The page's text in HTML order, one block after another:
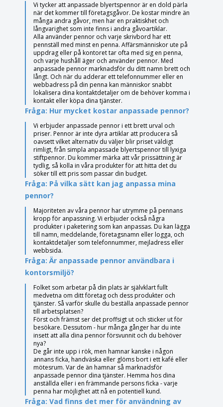
Vi tycker att anpassade blyertspennor är en dold pärla
när det kommer till företagsgåvor. De kostar mindre än
många andra gåvor, men har en praktiskhet och
långvarighet som inte finns i andra gåvoartiklar.
Alla använder pennor och varje skrivbord har ett
pennställ med minst en penna. Affärsmänniskor ute på
uppdrag eller på kontoret tar ofta med sig en penna,
och varje hushåll äger och använder pennor. Med
anpassade pennor marknadsför du ditt namn brett och
långt. Och när du adderar ett telefonnummer eller en
webbadress på din penna kan människor snabbt
lokalisera dina kontaktdetaljer om de behöver komma i
kontakt eller köpa dina tjänster.
Fråga: Hur mycket kostar anpassade pennor?
Vi erbjuder anpassade pennor i ett brett urval och
priser. Pennor är inte dyra artiklar att producera så
oavsett vilket alternativ du väljer blir priset väldigt
rimligt, från simpla anpassade blyertspennor till lyxiga
stiftpennor. Du kommer märka att vår prissättning är
tydlig, så kolla in våra produkter för att hitta det du
söker till ett pris som passar din budget.
Fråga: På vilka sätt kan jag anpassa mina
pennor?
Majoriteten av våra pennor har utrymme på pennans
kropp för anpassning. Vi erbjuder också några
produkter i paketering som kan anpassas. Du kan lägga
till namn, meddelande, företagsnamn eller logga, och
kontaktdetaljer som telefonnummer, mejladress eller
webbsida.
Fråga: Är anpassade pennor användbara i
kontorsmiljö?
Folket som arbetar på din plats är självklart fullt
medvetna om ditt företag och dess produkter och
tjänster. Så varför skulle du beställa anpassade pennor
till arbetsplatsen?
Först och främst ser det proffsigt ut och sticker ut för
besökare. Dessutom - hur många gånger har du inte
insett att alla dina pennor försvunnit och du behöver
nya?
De går inte upp i rök, men hamnar kanske i någon
annans ficka, handväska eller glöms bort i ett kafé eller
mötesrum. Var de än hamnar så marknadsför
anpassade pennor dina tjänster. Hemma hos dina
anställda eller i en främmande persons ficka - varje
penna har möjlighet att nå en potentiell kund.
Fråga: Vad finns det mer för användning av